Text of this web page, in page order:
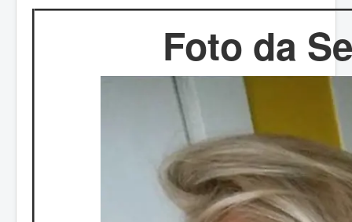
Foto da